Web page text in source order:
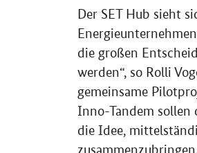
Der SET Hub sieht
die großen
werden“, so Rolli
gemeinsame
Inno-Tandem sollen
die Idee,